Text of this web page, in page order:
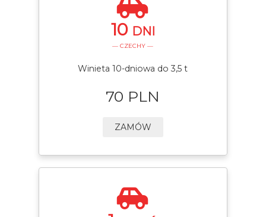
10 DNI
— CZECHY —
Winieta 10-dniowa do 3,5 t
70 PLN
ZAMÓW